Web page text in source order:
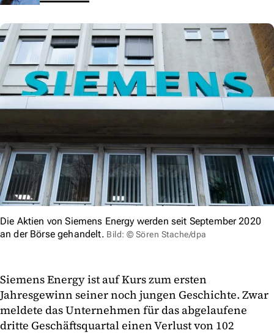
Die Aktien von Siemens Energy werden seit September 2020
an der Börse gehandelt. Bild: © Sören Stache/dpa
Siemens Energy ist auf Kurs zum ersten
Jahresgewinn seiner noch jungen Geschichte. Zwar
meldete das Unternehmen für das abgelaufene
dritte Geschäftsquartal einen Verlust von 102